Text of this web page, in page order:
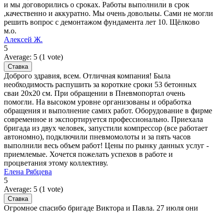
и мы договорились о сроках. Работы выполнили в срок
,качественно и аккуратно. Мы очень довольны. Сами не могли
решить вопрос с демонтажом фундамента лет 10. Щёлково
м.о.
Алексей Ж.
5
Average: 5 (1 vote)
Доброго здравия, всем. Отличная компания! Была
необходимость распушить за короткие сроки 53 бетонных
сваи 20х20 см. При обращении в Пневмопортал очень
помогли. На высоком уровне организованы и обработка
обращения и выполнение самих работ. Оборудование в фирме
современное и экспортируется профессионально. Приехала
бригада из двух человек, запустили компрессор (все работает
автономно), подключили пневмомолоты и за пять часов
выполнили весь объем работ! Цены по рынку данных услуг -
приемлемые. Хочется пожелать успехов в работе и
процветания этому коллективу.
Елена Рябцева
5
Average: 5 (1 vote)
Огромное спасибо бригаде Виктора и Павла. 27 июля они